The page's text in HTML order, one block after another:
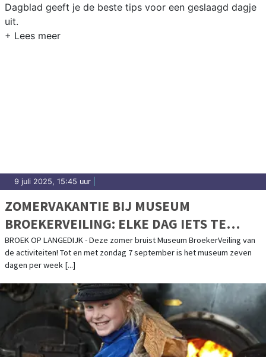
Dagblad geeft je de beste tips voor een geslaagd dagje
uit.
9 juli 2025, 15:45 uur
ZOMERVAKANTIE BIJ MUSEUM
BROEKERVEILING: ELKE DAG IETS TE
BELEVEN!
BROEK OP LANGEDIJK - Deze zomer bruist Museum BroekerVeiling van
de activiteiten! Tot en met zondag 7 september is het museum zeven
dagen per week [...]